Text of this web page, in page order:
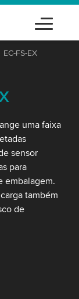
EC-FS-EX
uma faixa
sensor
para
embalagem.
também
de